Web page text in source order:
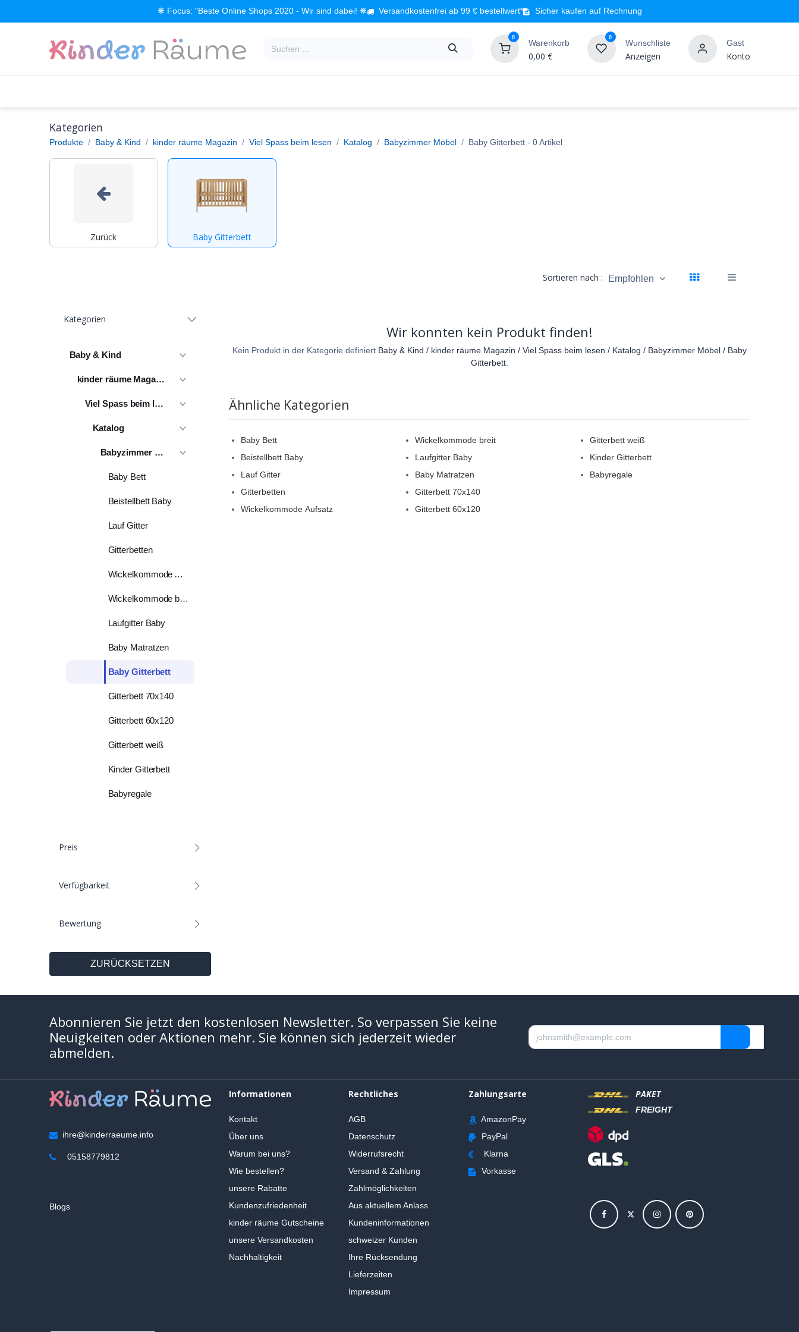
❋ Focus: "Beste Online Shops 2020 - Wir sind dabei! ❋ Versandkostenfrei ab 99 € bestellwert* Sicher kaufen auf Rechnung
0
Warenkorb
0,00 €
0
Wunschliste
Anzeigen
Gast
Konto
Kategorien
Produkte Baby & Kind kinder räume Magazin Viel Spass beim lesen Katalog Babyzimmer Möbel Baby Gitterbett- 0 Artikel
Zurück Baby Gitterbett
Sortieren nach : Empfohlen
Kategorien
Baby & Kind
kinder räume Magazin
Viel Spass beim lesen
Katalog
Babyzimmer Möbel
Baby Bett
Beistellbett Baby
Lauf Gitter
Gitterbetten
Wickelkommode Aufsatz
Wickelkommode breit
Laufgitter Baby
Baby Matratzen
Baby Gitterbett
Gitterbett 70x140
Gitterbett 60x120
Gitterbett weiß
Kinder Gitterbett
Babyregale
Preis
Verfügbarkeit
Bewertung
ZURÜCKSETZEN
Wir konnten kein Produkt finden!
Kein Produkt in der Kategorie definiert Baby & Kind / kinder räume Magazin / Viel Spass beim lesen / Katalog / Babyzimmer Möbel / Baby
Gitterbett.
Ähnliche Kategorien
Baby Bett
Beistellbett Baby
Lauf Gitter
Gitterbetten
Wickelkommode Aufsatz
Wickelkommode breit
Laufgitter Baby
Baby Matratzen
Gitterbett 70x140
Gitterbett 60x120
Gitterbett weiß
Kinder Gitterbett
Babyregale
Abonnieren Sie jetzt den kostenlosen Newsletter. So verpassen Sie keine
Neuigkeiten oder Aktionen mehr. Sie können sich jederzeit wieder
abmelden.
ihre@kinderraeume.info
05158779812
Blogs
Informationen
Kontakt
Über uns
Warum bei uns?
Wie bestellen?
unsere Rabatte
Kundenzufriedenheit
kinder räume Gutscheine
unsere Versandkosten
Nachhaltigkeit
Rechtliches
AGB
Datenschutz
Widerrufsrecht
Versand & Zahlung
Zahlmöglichkeiten
Aus aktuellem Anlass
Kundeninformationen
schweizer Kunden
Ihre Rücksendung
Lieferzeiten
Impressum
Zahlungsarte
AmazonPay
PayPal
Klarna
Vorkasse
PAKET
FREIGHT